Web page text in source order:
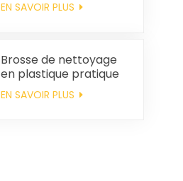
EN SAVOIR PLUS
Brosse de nettoyage
en plastique pratique
en gros
EN SAVOIR PLUS